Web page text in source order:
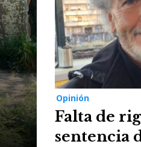
Opinión
Falta de
sentencia